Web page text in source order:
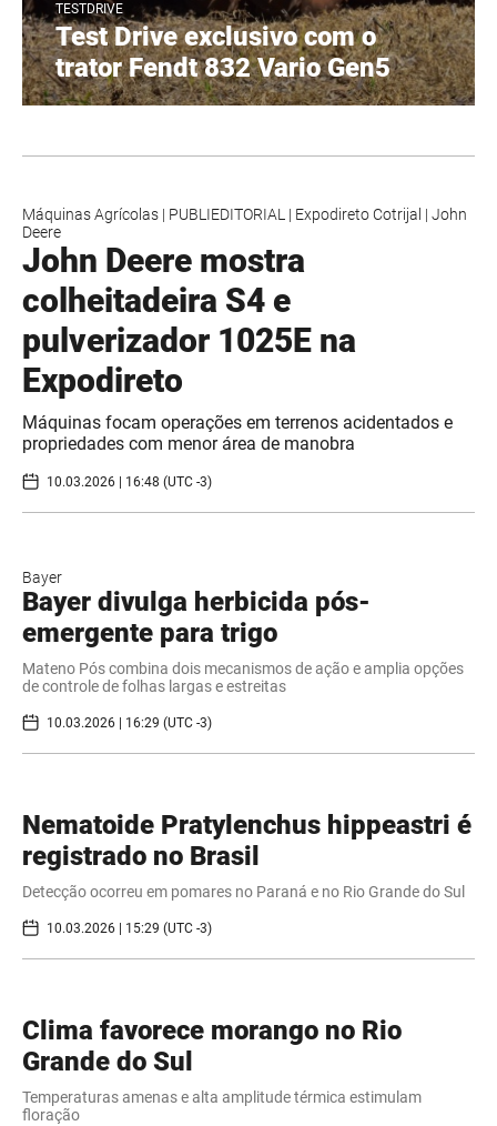
TESTDRIVE
Test Drive exclusivo com o
trator Fendt 832 Vario Gen5
Máquinas Agrícolas | PUBLIEDITORIAL | Expodireto Cotrijal | John
Deere
John Deere mostra
colheitadeira S4 e
pulverizador 1025E na
Expodireto
Máquinas focam operações em terrenos acidentados e
propriedades com menor área de manobra
10.03.2026 | 16:48 (UTC -3)
Bayer
Bayer divulga herbicida pós-
emergente para trigo
Mateno Pós combina dois mecanismos de ação e amplia opções
de controle de folhas largas e estreitas
10.03.2026 | 16:29 (UTC -3)
Nematoide Pratylenchus hippeastri é
registrado no Brasil
Detecção ocorreu em pomares no Paraná e no Rio Grande do Sul
10.03.2026 | 15:29 (UTC -3)
Clima favorece morango no Rio
Grande do Sul
Temperaturas amenas e alta amplitude térmica estimulam
floração